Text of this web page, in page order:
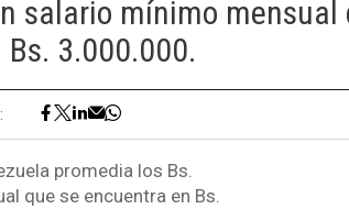
salario mínimo mensual
3.000.000.
promedia los Bs.
que se encuentra en Bs.